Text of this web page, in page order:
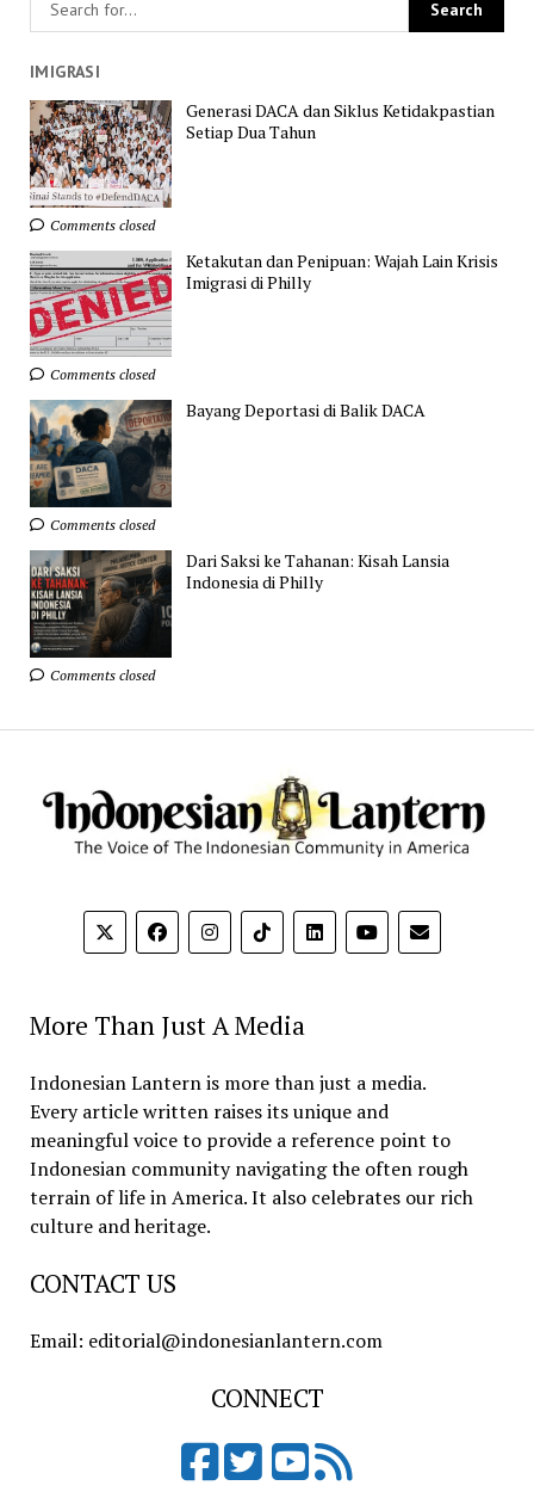
IMIGRASI
Generasi DACA dan Siklus Ketidakpastian
Setiap Dua Tahun
Comments closed
Ketakutan dan Penipuan: Wajah Lain Krisis
Imigrasi di Philly
Comments closed
Bayang Deportasi di Balik DACA
Comments closed
Dari Saksi ke Tahanan: Kisah Lansia
Indonesia di Philly
Comments closed
More Than Just A Media
Indonesian Lantern is more than just a media.
Every article written raises its unique and
meaningful voice to provide a reference point to
Indonesian community navigating the often rough
terrain of life in America. It also celebrates our rich
culture and heritage.
CONTACT US
Email: editorial@indonesianlantern.com
CONNECT